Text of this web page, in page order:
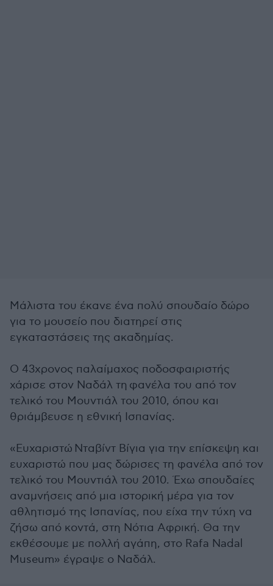
Μάλιστα του έκανε ένα πολύ σπουδαίο δώρο
για το μουσείο που διατηρεί στις
εγκαταστάσεις της ακαδημίας.
Ο 43χρονος παλαίμαχος ποδοσφαιριστής
χάρισε στον Ναδάλ τη φανέλα του από τον
τελικό του Μουντιάλ του 2010, όπου και
θριάμβευσε η εθνική Ισπανίας.
«Ευχαριστώ Νταβίντ Βίγια για την επίσκεψη και
ευχαριστώ που μας δώρισες τη φανέλα από τον
τελικό του Μουντιάλ του 2010. Έχω σπουδαίες
αναμνήσεις από μια ιστορική μέρα για τον
αθλητισμό της Ισπανίας, που είχα την τύχη να
ζήσω από κοντά, στη Νότια Αφρική. Θα την
εκθέσουμε με πολλή αγάπη, στο Rafa Nadal
Museum» έγραψε ο Ναδάλ.